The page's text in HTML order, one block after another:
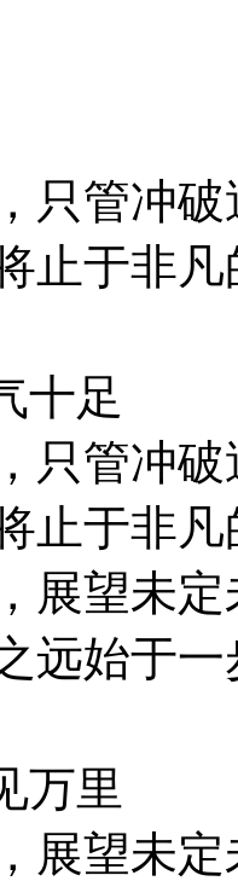
，只管冲
止于非
十足
，只管冲
止于非
，展望未
远始于一
万里
，展望未